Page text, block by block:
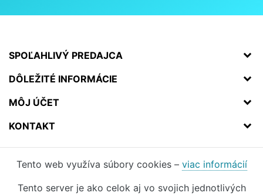
SPOĽAHLIVÝ PREDAJCA
DÔLEŽITÉ INFORMÁCIE
MÔJ ÚČET
KONTAKT
Tento web využíva súbory cookies – viac informácií
Tento server je ako celok aj vo svojich jednotlivých